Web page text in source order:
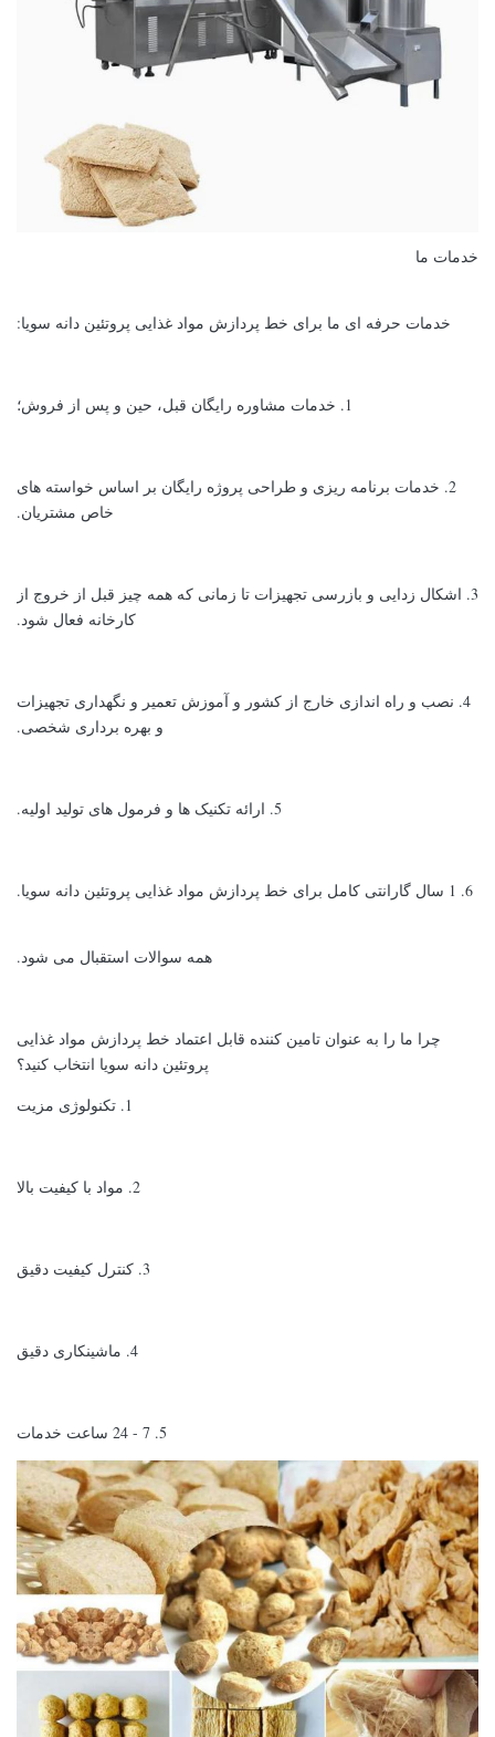
خدمات ما
خدمات حرفه ای ما برای خط پردازش مواد غذایی پروتئین دانه سویا:
1. خدمات مشاوره رایگان قبل، حین و پس از فروش؛
2. خدمات برنامه ریزی و طراحی پروژه رایگان بر اساس خواسته های
خاص مشتریان.
3. اشکال زدایی و بازرسی تجهیزات تا زمانی که همه چیز قبل از خروج از
کارخانه فعال شود.
4. نصب و راه اندازی خارج از کشور و آموزش تعمیر و نگهداری تجهیزات
و بهره برداری شخصی.
5. ارائه تکنیک ها و فرمول های تولید اولیه.
6. 1 سال گارانتی کامل برای خط پردازش مواد غذایی پروتئین دانه سویا.
همه سوالات استقبال می شود.
چرا ما را به عنوان تامین کننده قابل اعتماد خط پردازش مواد غذایی
پروتئین دانه سویا انتخاب کنید؟
1. تکنولوژی مزیت
2. مواد با کیفیت بالا
3. کنترل کیفیت دقیق
4. ماشینکاری دقیق
5. 7 - 24 ساعت خدمات